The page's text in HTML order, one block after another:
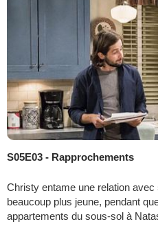
S05E03 - Rapprochements
Christy entame une relation
beaucoup plus jeune, pendant
appartements du sous-sol à